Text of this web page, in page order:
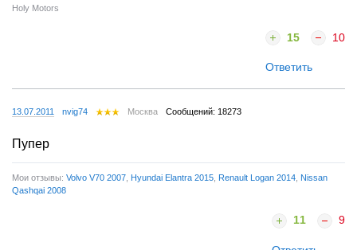
Holy Motors
15 10
Ответить
13.07.2011 nvig74 Москва Сообщений: 18273
Пупер
Мои отзывы: Volvo V70 2007 Hyundai Elantra 2015 Renault Logan 2014 Nissan
Qashqai 2008
11 9